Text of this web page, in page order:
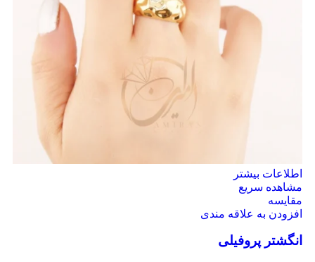
اطلاعات بیشتر
مشاهده سریع
مقایسه
افزودن به علاقه مندی
انگشتر پروفیلی